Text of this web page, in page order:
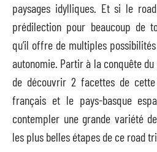
paysages idylliques. Et si le
prédilection pour beaucoup de
qu’il offre de multiples
autonomie. Partir à la conquête
de découvrir 2 facettes de
français et le pays-basque
contempler une grande variété
les plus belles étapes de ce road